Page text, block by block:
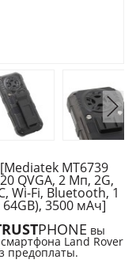
MT6739
QVGA, 2 Мп, 2G,
Wi-Fi, Bluetooth, 1
3500 мАч]
PHONE вы
Land Rover
предоплаты.